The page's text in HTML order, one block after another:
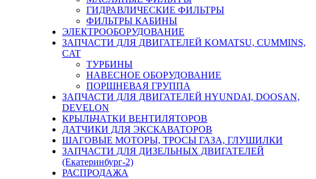
ГИДРАВЛИЧЕСКИЕ ФИЛЬТРЫ
ФИЛЬТРЫ КАБИНЫ
ЭЛЕКТРООБОРУДОВАНИЕ
ЗАПЧАСТИ ДЛЯ ДВИГАТЕЛЕЙ KOMATSU, CUMMINS,
CAT
ТУРБИНЫ
НАВЕСНОЕ ОБОРУДОВАНИЕ
ПОРШНЕВАЯ ГРУППА
ЗАПЧАСТИ ДЛЯ ДВИГАТЕЛЕЙ HYUNDAI, DOOSAN,
DEVELON
КРЫЛЬЧАТКИ ВЕНТИЛЯТОРОВ
ДАТЧИКИ ДЛЯ ЭКСКАВАТОРОВ
ШАГОВЫЕ МОТОРЫ, ТРОСЫ ГАЗА, ГЛУШИЛКИ
ЗАПЧАСТИ ДЛЯ ДИЗЕЛЬНЫХ ДВИГАТЕЛЕЙ
(Екатеринбург-2)
РАСПРОДАЖА